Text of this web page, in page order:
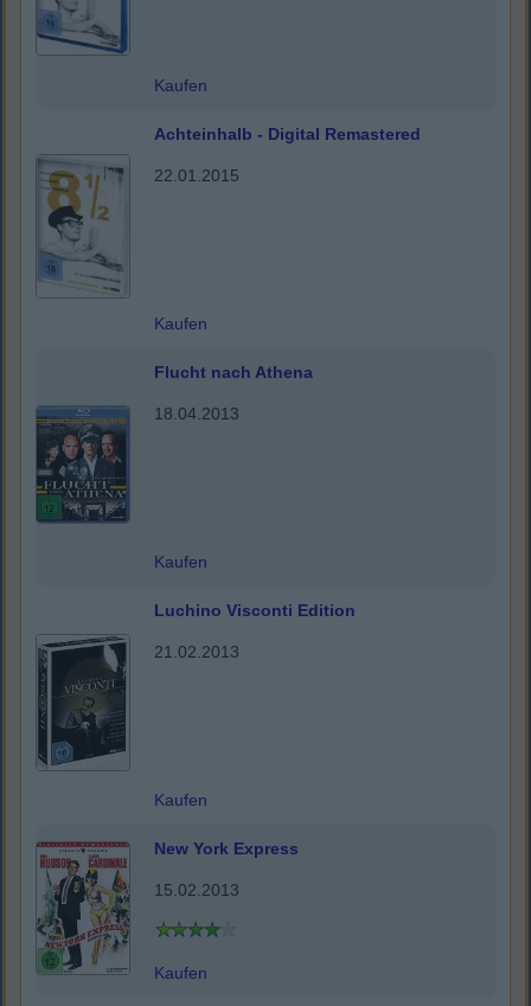
Kaufen
Achteinhalb - Digital Remastered
22.01.2015
Kaufen
Flucht nach Athena
18.04.2013
Kaufen
Luchino Visconti Edition
21.02.2013
Kaufen
New York Express
15.02.2013
Kaufen